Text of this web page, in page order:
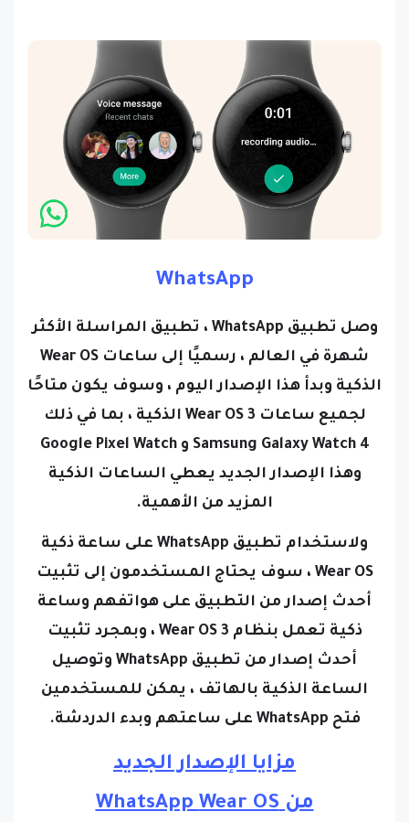
WhatsApp
وصل تطبيق WhatsApp ، تطبيق المراسلة الأكثر
شهرة في العالم ، رسميًا إلى ساعات Wear OS
الذكية وبدأ هذا الإصدار اليوم ، وسوف يكون متاحًا
لجميع ساعات Wear OS 3 الذكية ، بما في ذلك
Samsung Galaxy Watch 4 و Google Pixel Watch
وهذا الإصدار الجديد يعطي الساعات الذكية
المزيد من الأهمية.
ولاستخدام تطبيق WhatsApp على ساعة ذكية
Wear OS ، سوف يحتاج المستخدمون إلى تثبيت
أحدث إصدار من التطبيق على هواتفهم وساعة
ذكية تعمل بنظام Wear OS 3 ، وبمجرد تثبيت
أحدث إصدار من تطبيق WhatsApp وتوصيل
الساعة الذكية بالهاتف ، يمكن للمستخدمين
فتح WhatsApp على ساعتهم وبدء الدردشة.
مزايا الإصدار الجديد
من
WhatsAppWear OS